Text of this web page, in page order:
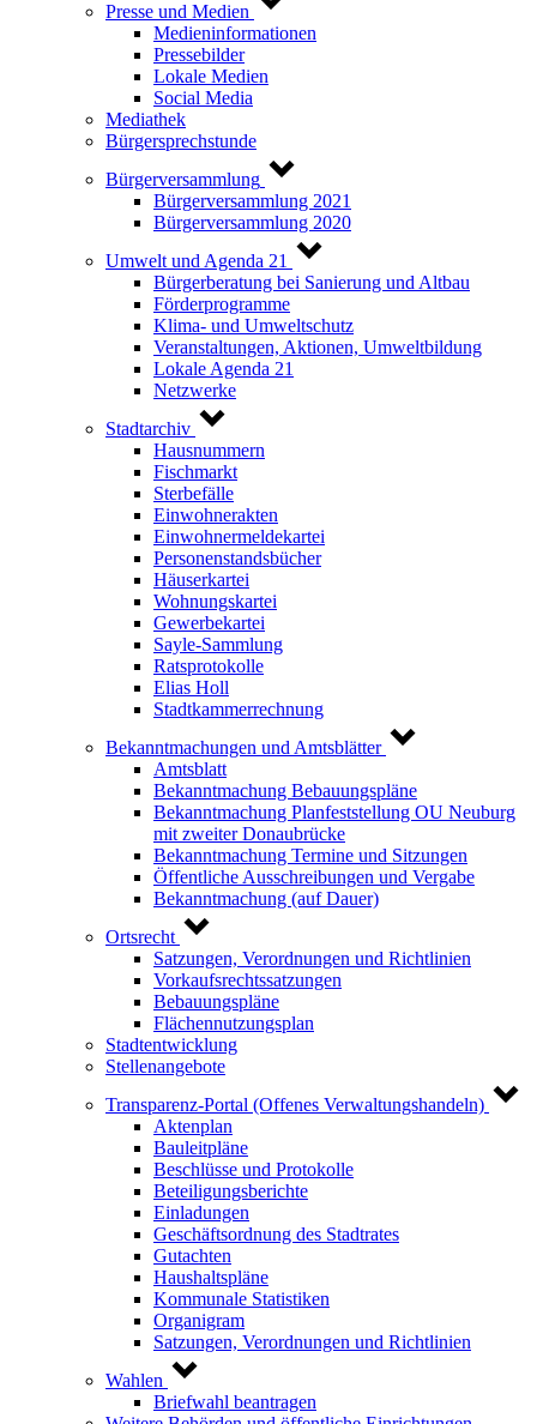
Presse und Medien
Medieninformationen
Pressebilder
Lokale Medien
Social Media
Mediathek
Bürgersprechstunde
Bürgerversammlung
Bürgerversammlung 2021
Bürgerversammlung 2020
Umwelt und Agenda 21
Bürgerberatung bei Sanierung und Altbau
Förderprogramme
Klima- und Umweltschutz
Veranstaltungen, Aktionen, Umweltbildung
Lokale Agenda 21
Netzwerke
Stadtarchiv
Hausnummern
Fischmarkt
Sterbefälle
Einwohnerakten
Einwohnermeldekartei
Personenstandsbücher
Häuserkartei
Wohnungskartei
Gewerbekartei
Sayle-Sammlung
Ratsprotokolle
Elias Holl
Stadtkammerrechnung
Bekanntmachungen und Amtsblätter
Amtsblatt
Bekanntmachung Bebauungspläne
Bekanntmachung Planfeststellung OU Neuburg
mit zweiter Donaubrücke
Bekanntmachung Termine und Sitzungen
Öffentliche Ausschreibungen und Vergabe
Bekanntmachung (auf Dauer)
Ortsrecht
Satzungen, Verordnungen und Richtlinien
Vorkaufsrechtssatzungen
Bebauungspläne
Flächennutzungsplan
Stadtentwicklung
Stellenangebote
Transparenz-Portal (Offenes Verwaltungshandeln)
Aktenplan
Bauleitpläne
Beschlüsse und Protokolle
Beteiligungsberichte
Einladungen
Geschäftsordnung des Stadtrates
Gutachten
Haushaltspläne
Kommunale Statistiken
Organigram
Satzungen, Verordnungen und Richtlinien
Wahlen
Briefwahl beantragen